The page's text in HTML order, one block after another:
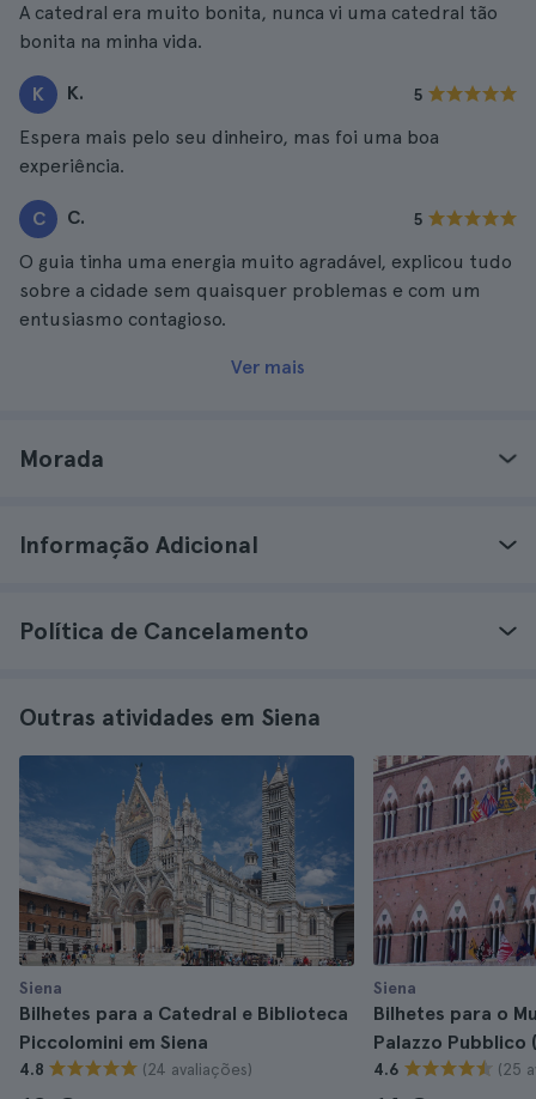
A catedral era muito bonita, nunca vi uma catedral tão
bonita na minha vida.
K K. 5
Espera mais pelo seu dinheiro, mas foi uma boa
experiência.
C C. 5
O guia tinha uma energia muito agradável, explicou tudo
sobre a cidade sem quaisquer problemas e com um
entusiasmo contagioso.
Ver mais
Morada
Informação Adicional
Política de Cancelamento
Outras atividades em Siena
Siena
Bilhetes para a Catedral e Biblioteca
Piccolomini em Siena
4.8 (24 avaliações)
Siena
Bilhetes para o
Palazzo Pubblico
4.6 (25